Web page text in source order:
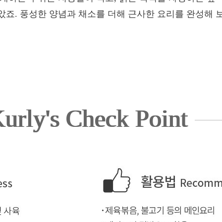
죠. 풍성한 양념과 채소를 더해 근사한 요리를 완성해
Check Point